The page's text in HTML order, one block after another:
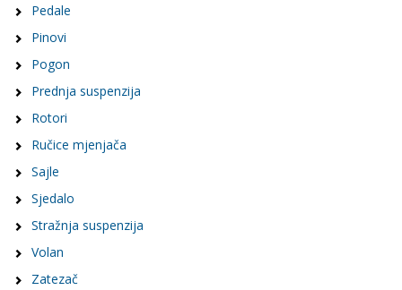
Pedale
Pinovi
Pogon
Prednja suspenzija
Rotori
Ručice mjenjača
Sajle
Sjedalo
Stražnja suspenzija
Volan
Zatezač